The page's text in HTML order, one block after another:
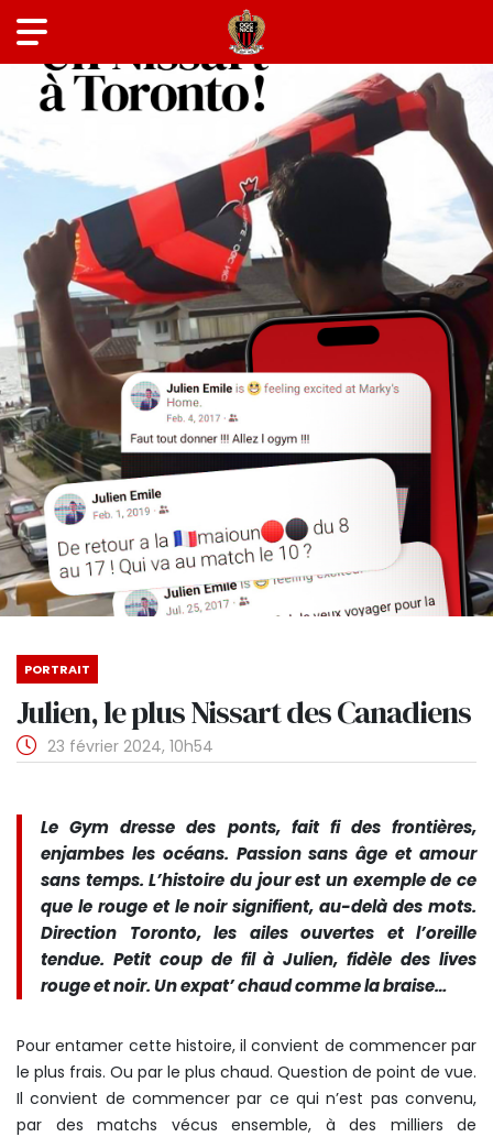
PORTRAIT
Julien, le plus Nissart des Canadiens
23 février 2024, 10h54
Le Gym dresse des ponts, fait fi des frontières,
enjambes les océans. Passion sans âge et amour
sans temps. L’histoire du jour est un exemple de ce
que le rouge et le noir signifient, au-delà des mots.
Direction Toronto, les ailes ouvertes et l’oreille
tendue. Petit coup de fil à Julien, fidèle des lives
rouge et noir. Un expat’ chaud comme la braise…
Pour entamer cette histoire, il convient de commencer par
le plus frais. Ou par le plus chaud. Question de point de vue.
Il convient de commencer par ce qui n’est pas convenu,
par des matchs vécus ensemble, à des milliers de